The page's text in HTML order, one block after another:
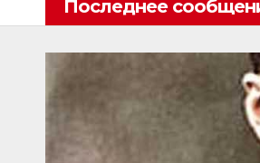
Последнее
заявление за свой счет на один день